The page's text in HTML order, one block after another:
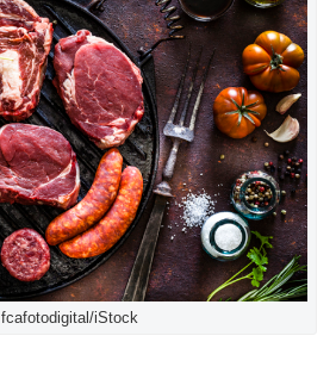
fcafotodigital/iStock